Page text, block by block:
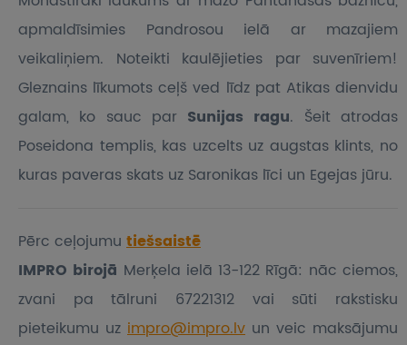
apmaldīsimies Pandrosou ielā ar mazajiem
veikaliņiem. Noteikti kaulējieties par suvenīriem!
Gleznains līkumots ceļš ved līdz pat Atikas dienvidu
galam, ko sauc par Sunijas ragu. Šeit atrodas
Poseidona templis, kas uzcelts uz augstas klints, no
kuras paveras skats uz Saronikas līci un Egejas jūru.
Pērc ceļojumu tiešsaistē
IMPRO birojā Merķela ielā 13-122 Rīgā: nāc ciemos,
zvani pa tālruni 67221312 vai sūti rakstisku
pieteikumu uz impro@impro.lv un veic maksājumu